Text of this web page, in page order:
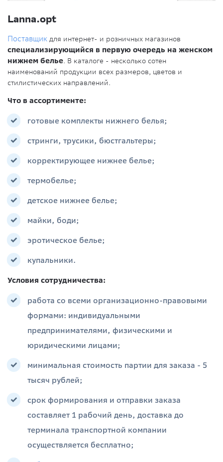
Lanna.opt
Поставщик для интернет- и розничных магазинов
специализирующийся в первую очередь на женском
нижнем белье. В каталоге - несколько сотен
наименований продукции всех размеров, цветов и
стилистических направлений.
Что в ассортименте:
готовые комплекты нижнего белья;
стринги, трусики, бюстгальтеры;
корректирующее нижнее белье;
термобелье;
детское нижнее белье;
майки, боди;
эротическое белье;
купальники.
Условия сотрудничества:
работа со всеми организационно-правовыми
формами: индивидуальными
предпринимателями, физическими и
юридическими лицами;
минимальная стоимость партии для заказа - 5
тысяч рублей;
срок формирования и отправки заказа
составляет 1 рабочий день, доставка до
терминала транспортной компании
осуществляется бесплатно;